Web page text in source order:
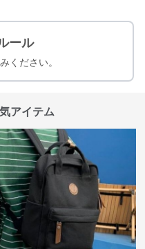
ール
ください。
アイテム